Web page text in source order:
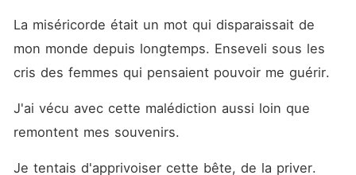
La miséricorde était un mot qui disparaissait de
mon monde depuis longtemps. Enseveli sous les
cris des femmes qui pensaient pouvoir me guérir.
J'ai vécu avec cette malédiction aussi loin que
remontent mes souvenirs.
Je tentais d'apprivoiser cette bête, de la priver.